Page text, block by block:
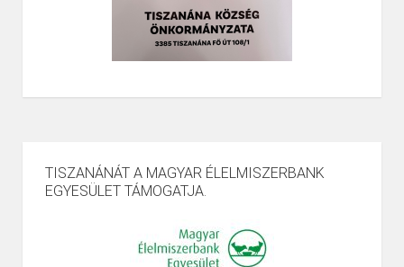
TISZANÁNÁT A MAGYAR ÉLELMISZERBANK
EGYESÜLET TÁMOGATJA.